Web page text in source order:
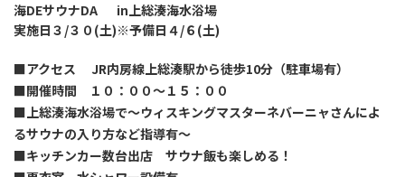
海DEサウナDA in上総湊海水浴場
実施日３/３０(土)※予備日４/６(土)
■アクセス JR内房線上総湊駅から徒歩10分（駐車場有）
■開催時間 １０：００～１５：００
■上総湊海水浴場で～ウィスキングマスターネバーニャさんによ
るサウナの入り方など指導有～
■キッチンカー数台出店 サウナ飯も楽しめる！